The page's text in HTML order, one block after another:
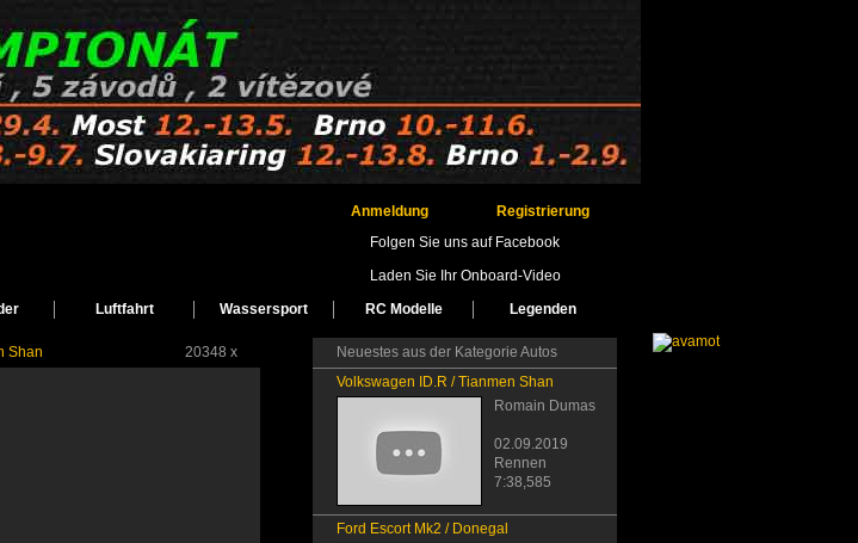
Registrierung
Anmeldung
Folgen Sie uns auf Facebook
Laden Sie Ihr Onboard-Video
Luftfahrt Wassersport RC Modelle Legenden
20348 x
Shan
Neuestes aus der Kategorie Autos
Volkswagen ID.R / Tianmen Shan
Romain Dumas
02.09.2019
Rennen
7:38,585
Ford Escort Mk2 / Donegal